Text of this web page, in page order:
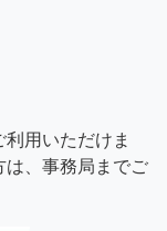
用いただけま
は、事務局までご